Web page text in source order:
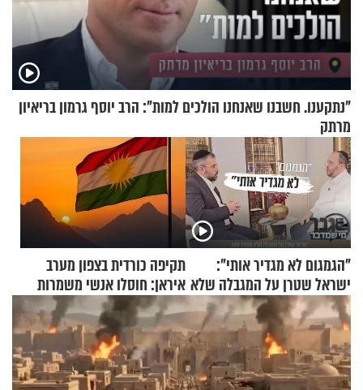
"נתקענו. חשבנו שאנחנו הולכים למות": הרב יוסף גרמון בריאיון
מרתק
"הגמגום לא מגדיר אותי":
ישראל שטרן על המגבלה שלא
עוצרת אותו
תקיפה כורדית בצפון מערב
איראן: חוסלו אנשי משמרות
המהפכה